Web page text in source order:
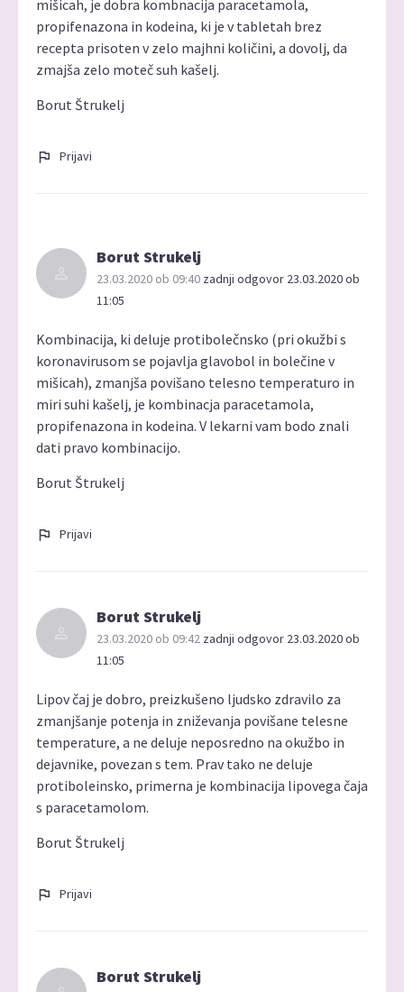
mišicah, je dobra kombnacija paracetamola,
propifenazona in kodeina, ki je v tabletah brez
recepta prisoten v zelo majhni količini, a dovolj, da
zmajša zelo moteč suh kašelj.
Borut Štrukelj
Prijavi
Borut Strukelj
23.03.2020 ob 09:40 zadnji odgovor 23.03.2020 ob
11:05
Kombinacija, ki deluje protibolečnsko (pri okužbi s
koronavirusom se pojavlja glavobol in bolečine v
mišicah), zmanjša povišano telesno temperaturo in
miri suhi kašelj, je kombinacja paracetamola,
propifenazona in kodeina. V lekarni vam bodo znali
dati pravo kombinacijo.
Borut Štrukelj
Prijavi
Borut Strukelj
23.03.2020 ob 09:42 zadnji odgovor 23.03.2020 ob
11:05
Lipov čaj je dobro, preizkušeno ljudsko zdravilo za
zmanjšanje potenja in zniževanja povišane telesne
temperature, a ne deluje neposredno na okužbo in
dejavnike, povezan s tem. Prav tako ne deluje
protiboleinsko, primerna je kombinacija lipovega čaja
s paracetamolom.
Borut Štrukelj
Prijavi
Borut Strukelj